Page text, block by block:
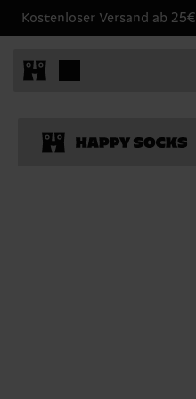
Kostenloser Versand ab 25€